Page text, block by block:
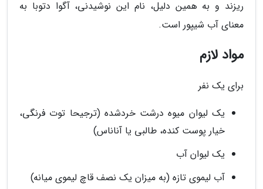
ریزند و به همین دلیل، نام این نوشیدنی، آگوا دتوبا به
معنای آب شیپور است.
مواد لازم
برای یک نفر
یک لیوان میوه درشت خردشده (ترجیحا توت فرنگی،
خیار پوست کنده، طالبی یا آناناس)
یک لیوان آب
آب لیموی تازه (به میزان یک نصف قاچ لیموی میانه)